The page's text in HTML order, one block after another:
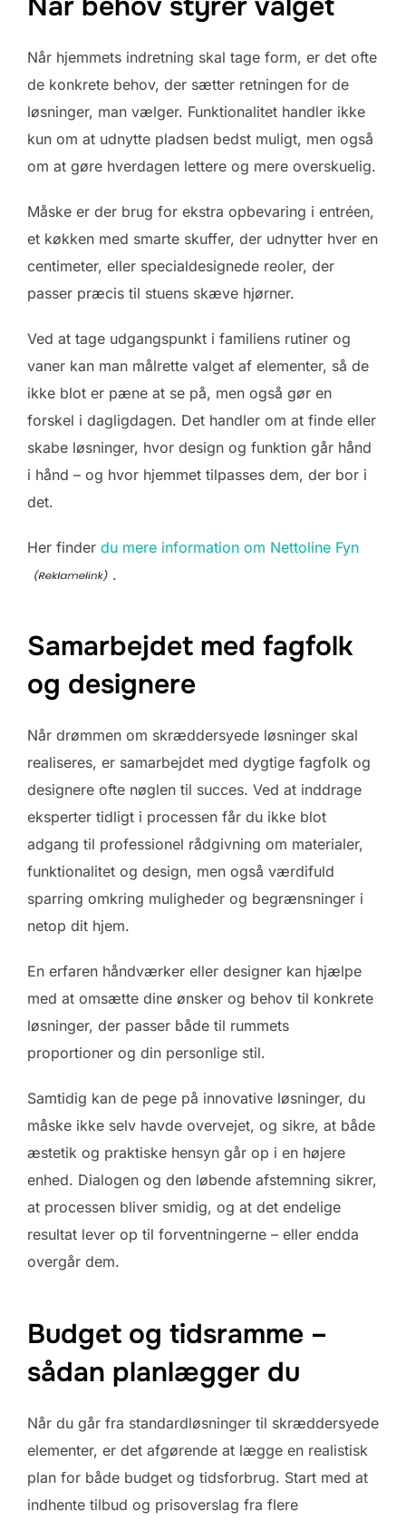
Når hjemmets indretning skal tage form, er det ofte
de konkrete behov, der sætter retningen for de
løsninger, man vælger. Funktionalitet handler ikke
kun om at udnytte pladsen bedst muligt, men også
om at gøre hverdagen lettere og mere overskuelig.
Måske er der brug for ekstra opbevaring i entréen,
et køkken med smarte skuffer, der udnytter hver en
centimeter, eller specialdesignede reoler, der
passer præcis til stuens skæve hjørner.
Ved at tage udgangspunkt i familiens rutiner og
vaner kan man målrette valget af elementer, så de
ikke blot er pæne at se på, men også gør en
forskel i dagligdagen. Det handler om at finde eller
skabe løsninger, hvor design og funktion går hånd
i hånd – og hvor hjemmet tilpasses dem, der bor i
det.
Her finder du mere information om Nettoline Fyn
.
Samarbejdet med fagfolk
og designere
Når drømmen om skræddersyede løsninger skal
realiseres, er samarbejdet med dygtige fagfolk og
designere ofte nøglen til succes. Ved at inddrage
eksperter tidligt i processen får du ikke blot
adgang til professionel rådgivning om materialer,
funktionalitet og design, men også værdifuld
sparring omkring muligheder og begrænsninger i
netop dit hjem.
En erfaren håndværker eller designer kan hjælpe
med at omsætte dine ønsker og behov til konkrete
løsninger, der passer både til rummets
proportioner og din personlige stil.
Samtidig kan de pege på innovative løsninger, du
måske ikke selv havde overvejet, og sikre, at både
æstetik og praktiske hensyn går op i en højere
enhed. Dialogen og den løbende afstemning sikrer,
at processen bliver smidig, og at det endelige
resultat lever op til forventningerne – eller endda
overgår dem.
Budget og tidsramme –
sådan planlægger du
Når du går fra standardløsninger til skræddersyede
elementer, er det afgørende at lægge en realistisk
plan for både budget og tidsforbrug. Start med at
indhente tilbud og prisoverslag fra flere